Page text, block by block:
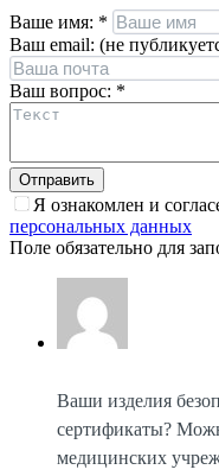
Ваше имя: *
Ваш email: (не
Ваш вопрос: *
Я ознакомлен и
персональных данных
Поле обязательно для
Ваши изделия
сертификаты?
медицинских